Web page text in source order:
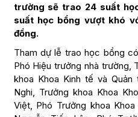
trường sẽ trao 24 suất
suất học bổng vượt khó
đồng.
Tham dự lễ trao học bổng có
Phó Hiệu trưởng nhà trường,
khoa Khoa Kinh tế và Quản
Nghi, Trưởng khoa Khoa
Việt, Phó Trưởng khoa